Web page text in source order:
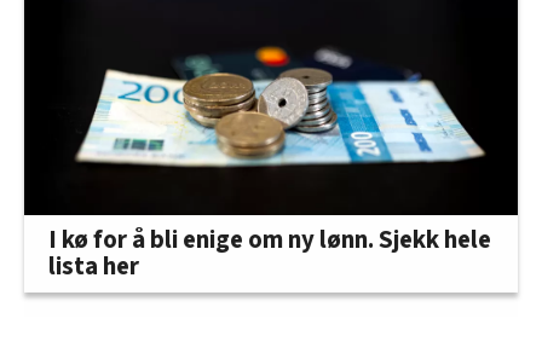
I kø for å bli enige om ny lønn. Sjekk hele
lista her